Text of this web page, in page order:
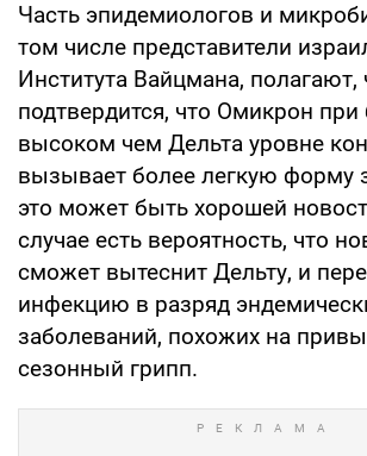
Часть эпидемиологов и
том числе представители
Института Вайцмана, полагают,
подтвердится, что Омикрон при
высоком чем Дельта уровне
вызывает более легкую форму
это может быть хорошей
случае есть вероятность, что
сможет вытеснит Дельту, и
инфекцию в разряд
заболеваний, похожих на
сезонный грипп.